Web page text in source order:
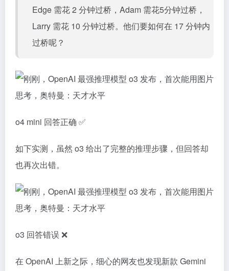
Edge 需花 2 分钟过桥，Adam 需花5分钟过桥，
Larry 需花 10 分钟过桥。他们要如何在 17 分钟内
过桥呢？
o4 mini 回答正确 ✅
如下实测，虽然 o3 给出了完整的推理步骤，但回答却
也再次出错。
o3 回答错误 ❌
在 OpenAI 上新之际，细心的网友也发现新款 Gemini